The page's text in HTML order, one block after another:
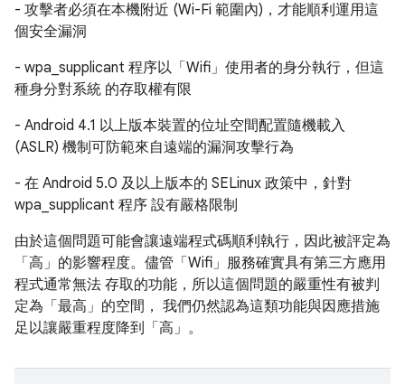
- 攻擊者必須在本機附近 (Wi-Fi 範圍內)，才能順利運用這
個安全漏洞
- wpa_supplicant 程序以「Wifi」使用者的身分執行，但這
種身分對系統 的存取權有限
- Android 4.1 以上版本裝置的位址空間配置隨機載入
(ASLR) 機制可防範來自遠端的漏洞攻擊行為
- 在 Android 5.0 及以上版本的 SELinux 政策中，針對
wpa_supplicant 程序 設有嚴格限制
由於這個問題可能會讓遠端程式碼順利執行，因此被評定為
「高」的影響程度。儘管「Wifi」服務確實具有第三方應用
程式通常無法 存取的功能，所以這個問題的嚴重性有被判
定為「最高」的空間， 我們仍然認為這類功能與因應措施
足以讓嚴重程度降到「高」。